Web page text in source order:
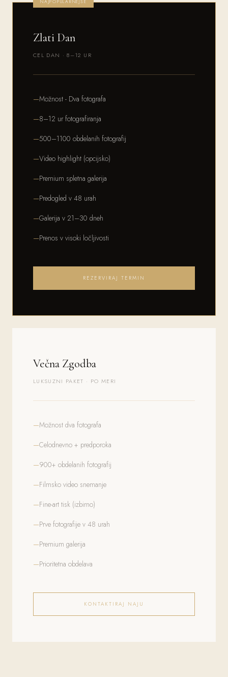
NAJPOPULARNEJŠE
Zlati Dan
CEL DAN · 8–12 UR
Možnost - Dva fotografa
8–12 ur fotografiranja
500–1100 obdelanih fotografij
Video highlight (opcijsko)
Premium spletna galerija
Predogled v 48 urah
Galerija v 21–30 dneh
Prenos v visoki ločljivosti
REZERVIRAJ TERMIN
Večna Zgodba
LUKSUZNI PAKET · PO MERI
Možnost dva fotografa
Celodnevno + predporoka
900+ obdelanih fotografij
Filmsko video snemanje
Fine-art tisk (izbirno)
Prve fotografije v 48 urah
Premium galerija
Prioritetna obdelava
KONTAKTIRAJ NAJU